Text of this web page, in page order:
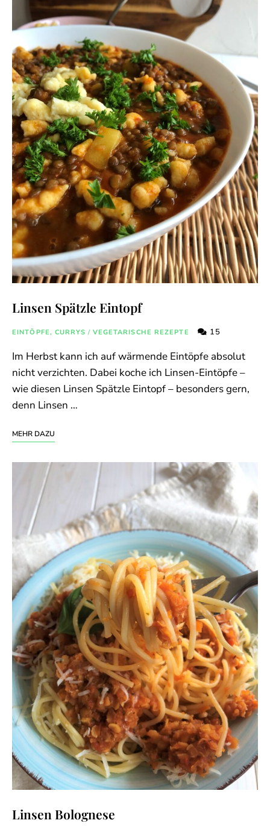
Linsen Spätzle Eintopf
EINTÖPFE, CURRYS / VEGETARISCHE REZEPTE 15
Im Herbst kann ich auf wärmende Eintöpfe absolut
nicht verzichten. Dabei koche ich Linsen-Eintöpfe –
wie diesen Linsen Spätzle Eintopf – besonders gern,
denn Linsen …
MEHR DAZU
Linsen Bolognese